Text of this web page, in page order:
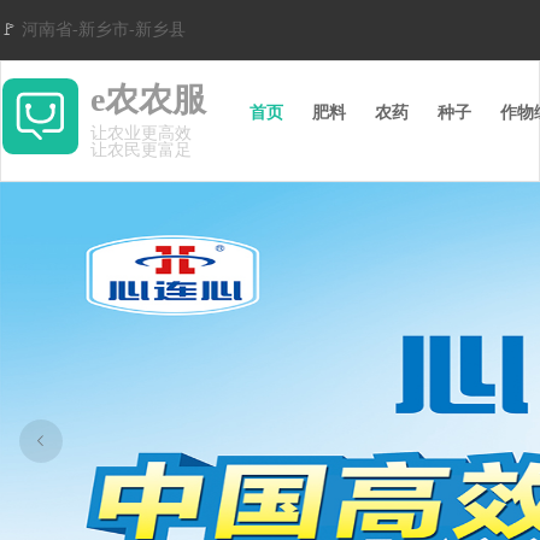
🚩 河南省-新乡市-新乡县
e农农服
让农业更高效
让农民更富足
首页 肥料 农药 种子 作物